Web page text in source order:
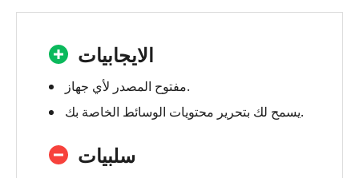
الايجابيات
مفتوح المصدر لأي جهاز.
يسمح لك بتحرير محتويات الوسائط الخاصة بك.
سلبيات